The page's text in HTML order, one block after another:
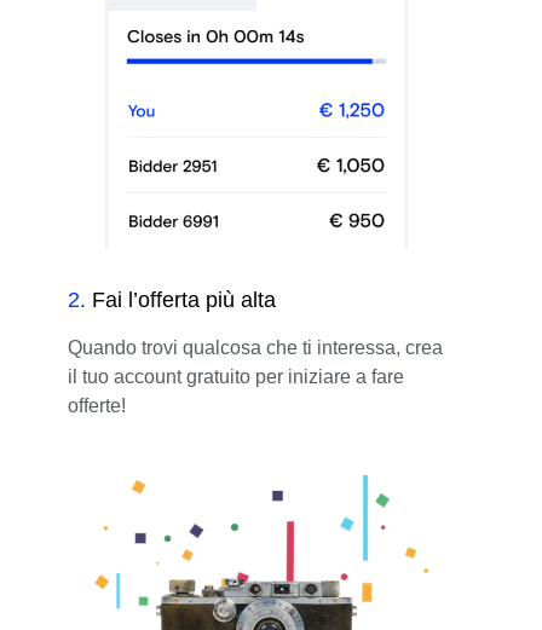
2. Fai l’offerta più alta
Quando trovi qualcosa che ti interessa, crea
il tuo account gratuito per iniziare a fare
offerte!